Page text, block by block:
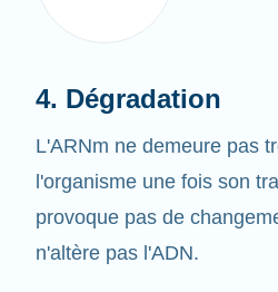
L'ARNm ne demeure pas
l'organisme une fois son
provoque pas de
n'altère pas l'ADN.